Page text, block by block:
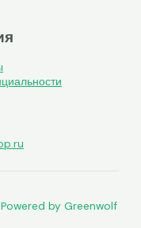
by Greenwolf